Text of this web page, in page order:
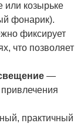
или козырьке
фонарик).
фиксирует
что позволяет
—
практичный